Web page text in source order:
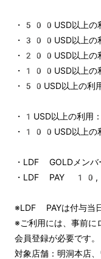
・500USD以上の
・300USD以上の
・200USD以上の
・100USD以上の
・50USD以上の利
・1USD以上の利用
・100USD以上の
・LDF GOLDメンバ
・LDF PAY
※LDF PAYは付与当
※ご利用には、事前に
会員登録が必要です。
対象店舗：明洞本店